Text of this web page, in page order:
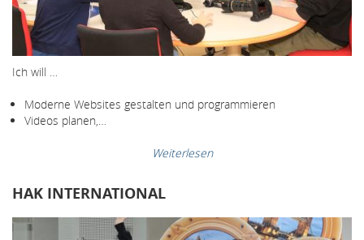
Ich will …
Moderne Websites gestalten und programmieren
Videos planen,…
Weiterlesen
HAK INTERNATIONAL